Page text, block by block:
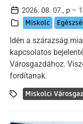
2026. 08. 07., p –
Miskolc
Idén a szárazság
kapcsolatos
Városgazdához.
fordítanak.
Miskolci